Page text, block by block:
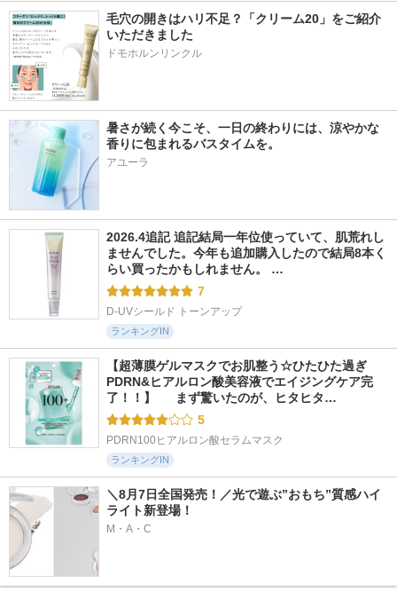
毛穴の開きはハリ不足？「クリーム20」をご紹介
いただきました
ドモホルンリンクル
暑さが続く今こそ、一日の終わりには、涼やかな
香りに包まれるバスタイムを。
アユーラ
2026.4追記 追記結局一年位使っていて、肌荒れし
ませんでした。今年も追加購入したので結局8本く
らい買ったかもしれません。 …
7
D-UVシールド トーンアップ
ランキングIN
【超薄膜ゲルマスクでお肌整う☆ひたひた過ぎ
PDRN&ヒアルロン酸美容液でエイジングケア完
了！！】  　まず驚いたのが、ヒタヒタ…
5
PDRN100ヒアルロン酸セラムマスク
ランキングIN
＼8月7日全国発売！／光で遊ぶ”おもち”質感ハイ
ライト新登場！
M・A・C